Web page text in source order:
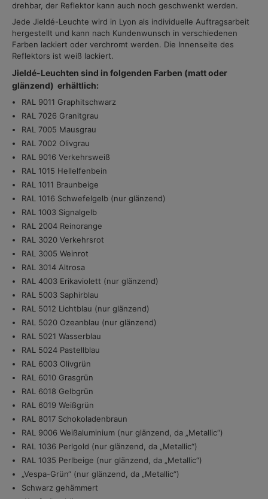
drehbar, der Reflektor kann auch noch geschwenkt werden.
Jede Jieldé-Leuchte wird in Lyon als individuelle Auftragsarbeit
hergestellt und kann nach Kundenwunsch in verschiedenen
Farben lackiert oder verchromt werden. Die Innenseite des
Reflektors ist weiß lackiert.
Jieldé-Leuchten sind in folgenden Farben (matt oder
glänzend) erhältlich:
RAL 9011 Graphitschwarz
RAL 7026 Granitgrau
RAL 7005 Mausgrau
RAL 7002 Olivgrau
RAL 9016 Verkehrsweiß
RAL 1015 Hellelfenbein
RAL 1011 Braunbeige
RAL 1016 Schwefelgelb (nur glänzend)
RAL 1003 Signalgelb
RAL 2004 Reinorange
RAL 3020 Verkehrsrot
RAL 3005 Weinrot
RAL 3014 Altrosa
RAL 4003 Erikaviolett (nur glänzend)
RAL 5003 Saphirblau
RAL 5012 Lichtblau (nur glänzend)
RAL 5020 Ozeanblau (nur glänzend)
RAL 5021 Wasserblau
RAL 5024 Pastellblau
RAL 6003 Olivgrün
RAL 6010 Grasgrün
RAL 6018 Gelbgrün
RAL 6019 Weißgrün
RAL 8017 Schokoladenbraun
RAL 9006 Weißaluminium (nur glänzend, da „Metallic“)
RAL 1036 Perlgold (nur glänzend, da „Metallic“)
RAL 1035 Perlbeige (nur glänzend, da „Metallic“)
„Vespa-Grün“ (nur glänzend, da „Metallic“)
Schwarz gehämmert